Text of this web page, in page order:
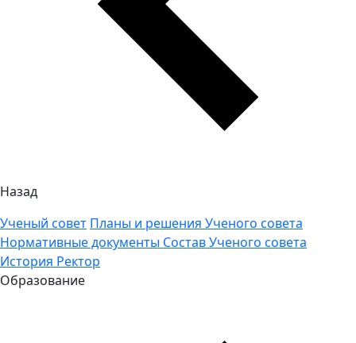
Назад
Ученый совет Планы и решения Ученого совета
Нормативные документы Состав Ученого совета
История Ректор
Образование